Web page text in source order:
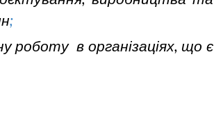
;
роботу в організаціях, що є